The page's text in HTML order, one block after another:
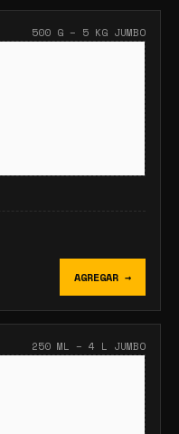
500 G – 5 KG JUMBO
AGREGAR →
250 ML – 4 L JUMBO